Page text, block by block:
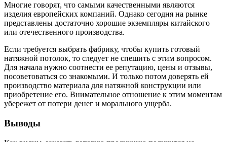
Многие говорят, что самыми качественными являются
изделия европейских компаний. Однако сегодня на рынке
представлены достаточно хорошие экземпляры китайского
или отечественного производства.
Если требуется выбрать фабрику, чтобы купить готовый
натяжной потолок, то следует не спешить с этим вопросом.
Для начала нужно соотнести ее репутацию, цены и отзывы,
посоветоваться со знакомыми. И только потом доверять ей
производство материала для натяжной конструкции или
приобретение его. Внимательное отношение к этим моментам
убережет от потери денег и морального ущерба.
Выводы